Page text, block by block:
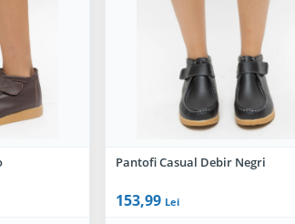
Pantofi Casual Debir Negri
153,99 Lei